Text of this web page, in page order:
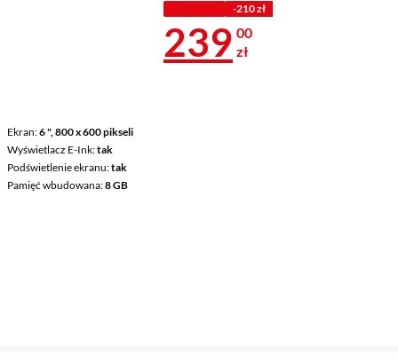
Ekran 6 ", 800 x 600 pikseli
Wyświetlacz E-Ink tak
Podświetlenie ekranu tak
Pamięć wbudowana 8 GB
-210 zł
Cena 239 zł
239 00
zł